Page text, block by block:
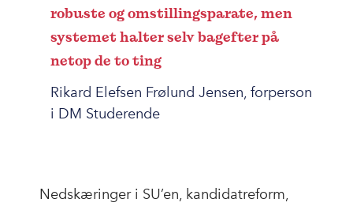
robuste og omstillingsparate, men
systemet halter selv bagefter på
netop de to ting
Rikard Elefsen Frølund Jensen, forperson
i DM Studerende
Nedskæringer i SU’en, kandidatreform,